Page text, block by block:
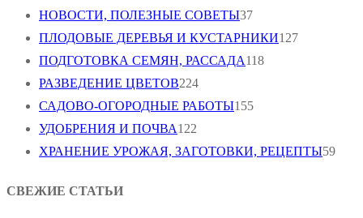
НОВОСТИ, ПОЛЕЗНЫЕ СОВЕТЫ37
ПЛОДОВЫЕ ДЕРЕВЬЯ И КУСТАРНИКИ127
ПОДГОТОВКА СЕМЯН, РАССАДА118
РАЗВЕДЕНИЕ ЦВЕТОВ224
САДОВО-ОГОРОДНЫЕ РАБОТЫ155
УДОБРЕНИЯ И ПОЧВА122
ХРАНЕНИЕ УРОЖАЯ, ЗАГОТОВКИ, РЕЦЕПТЫ59
СВЕЖИЕ СТАТЬИ